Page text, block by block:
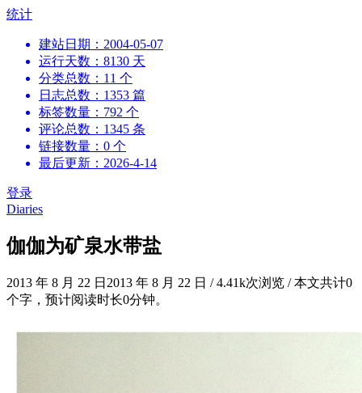
跳
统计
建站日期：2004-05-07
运行天数：8130 天
分类总数：11 个
日志总数：1353 篇
标签数量：792 个
评论总数：1345 条
链接数量：0 个
最后更新：2026-4-14
登录
Diaries
伽伽为矿泉水带盐
2013 年 8 月 22 日 2013 年 8 月 22 日 /4.41k次浏览 /本文共计0
个字，预计阅读时长0分钟。